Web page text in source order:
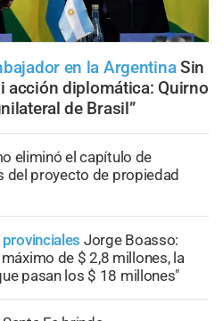
en la Argentina Sin
acción diplomática: Quirno
de Brasil”
eliminó el capítulo de
del proyecto de propiedad
Jorge Boasso:
de $ 2,8 millones, la
pasan los $ 18 millones"